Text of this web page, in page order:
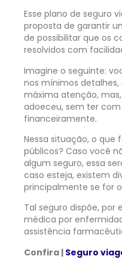
Esse plano de seguro
proposta de garantir
de possibilitar que os
resolvidos com
Imagine o seguinte:
nos mínimos
máxima atenção,
adoeceu, sem ter
financeiramente.
Nessa situação, o que
públicos? Caso você
algum seguro, essa
caso esteja, existem
principalmente se for o
Tal seguro dispõe, por
médica por
assistência
Confira | Seguro